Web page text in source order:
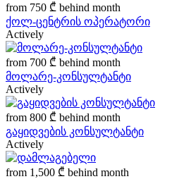
from 750 ₾ behind month
ქოლ-ცენტრის ოპერატორი
Actively
from 700 ₾ behind month
მოლარე-კონსულტანტი
Actively
from 800 ₾ behind month
გაყიდვების კონსულტანტი
Actively
from 1,500 ₾ behind month